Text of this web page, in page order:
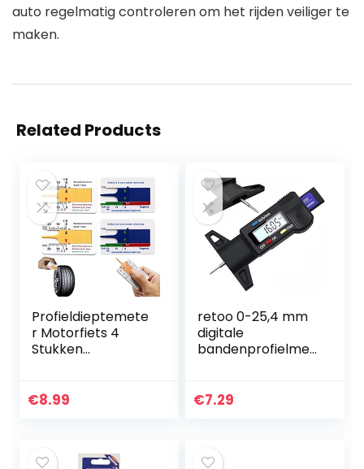
auto regelmatig controleren om het rijden veiliger te
maken.
Related Products
Profieldieptemete
r Motorfiets 4
Stukken
Profieldieptemete
€8.99
retoo 0-25,4 mm
digitale
bandenprofielmet
voor gebruik bij 0-
€7.29